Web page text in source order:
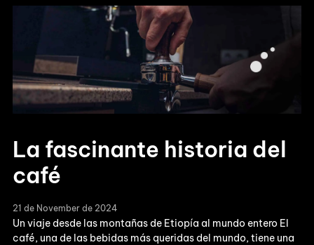
La fascinante historia del
café
21 de November de 2024
Un viaje desde las montañas de Etiopía al mundo entero El
café, una de las bebidas más queridas del mundo, tiene una